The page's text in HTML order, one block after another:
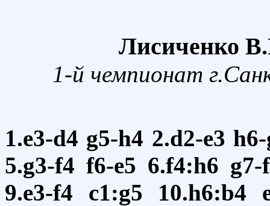
Лисиченко
1-й чемпионат
1.e3-d4 g5-h4 2.d2-e3
5.g3-f4 f6-e5 6.f4:h6 g7-
9.e3-f4
c1:g5 10.h6:b4